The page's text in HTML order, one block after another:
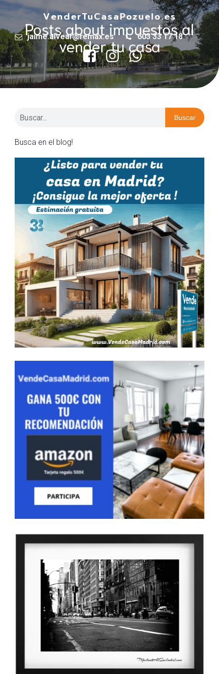
VenderTuCasaPozuelo.es
jaime.alvear@remax.es 603 33 17 18
Posts about impuestos al
vender tu casa
Buscar
Busca en el blog!